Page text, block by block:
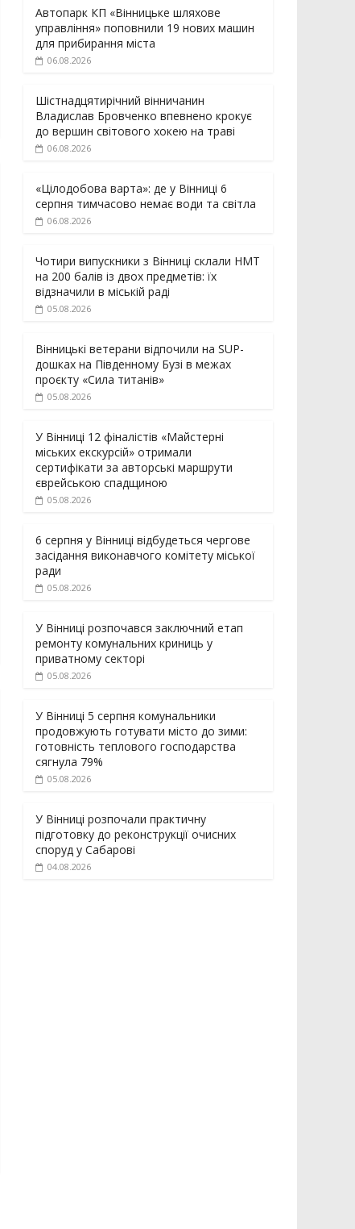
Автопарк КП «Вінницьке шляхове
управління» поповнили 19 нових машин
для прибирання міста
06.08.2026
Шістнадцятирічний вінничанин
Владислав Бровченко впевнено крокує
до вершин світового хокею на траві
06.08.2026
«Цілодобова варта»: де у Вінниці 6
серпня тимчасово немає води та світла
06.08.2026
Чотири випускники з Вінниці склали НМТ
на 200 балів із двох предметів: їх
відзначили в міській раді
05.08.2026
Вінницькі ветерани відпочили на SUP-
дошках на Південному Бузі в межах
проєкту «Сила титанів»
05.08.2026
У Вінниці 12 фіналістів «Майстерні
міських екскурсій» отримали
сертифікати за авторські маршрути
єврейською спадщиною
05.08.2026
6 серпня у Вінниці відбудеться чергове
засідання виконавчого комітету міської
ради
05.08.2026
У Вінниці розпочався заключний етап
ремонту комунальних криниць у
приватному секторі
05.08.2026
У Вінниці 5 серпня комунальники
продовжують готувати місто до зими:
готовність теплового господарства
сягнула 79%
05.08.2026
У Вінниці розпочали практичну
підготовку до реконструкції очисних
споруд у Сабарові
04.08.2026